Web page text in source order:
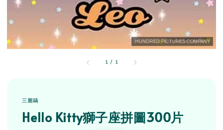
1 / 1
三麗鷗
Hello Kitty獅子座拼圖300片